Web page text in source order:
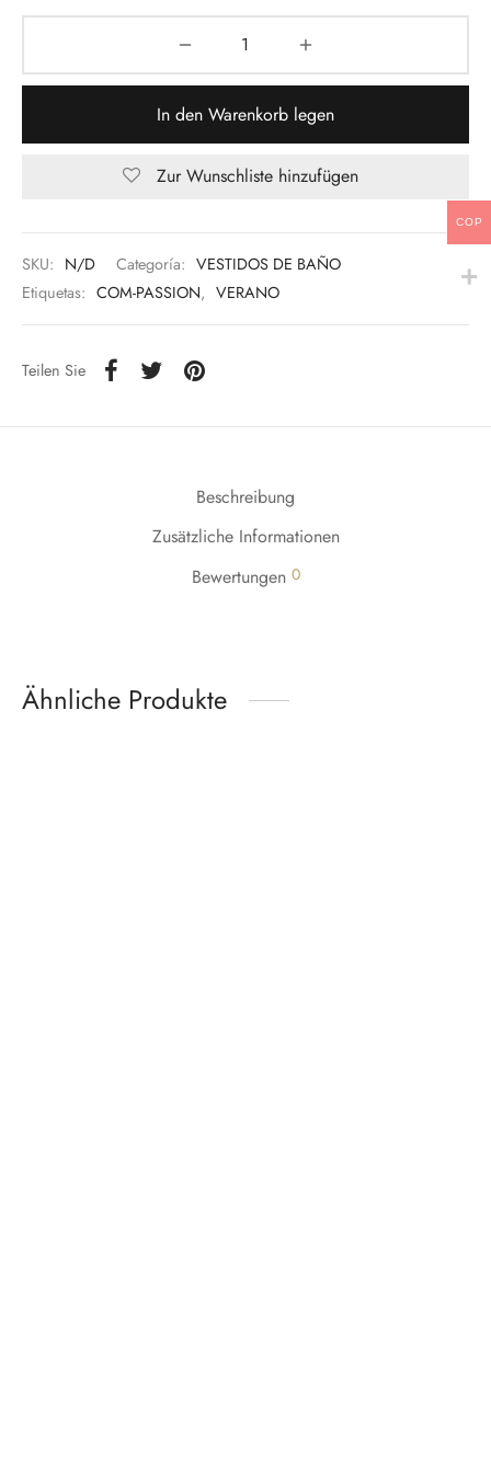
In den Warenkorb legen
Zur Wunschliste hinzufügen
SKU: N/D Categoría: VESTIDOS DE BAÑO
Etiquetas: COM-PASSION, VERANO
Teilen Sie
Beschreibung
Zusätzliche Informationen
Bewertungen 0
Ähnliche Produkte
COP